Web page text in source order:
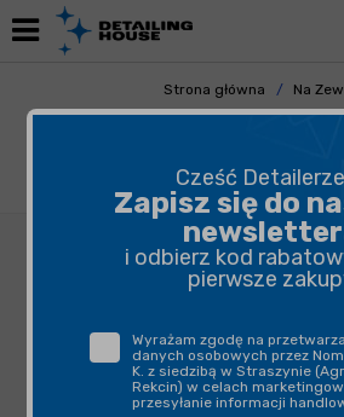
Strona główna
Na
Przygotowanie Lakieru
pod wosk
Cześć
Zapisz się do
i odbierz kod
pierwsze
Wyrażam zgodę na
danych osobowych przez
K. z siedzibą w Straszynie
Rekcin) w celach
przesyłanie informacji